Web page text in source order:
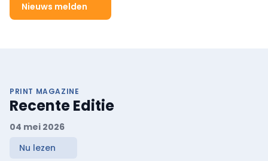
Nieuws melden
PRINT MAGAZINE
Recente Editie
04 mei 2026
Nu lezen